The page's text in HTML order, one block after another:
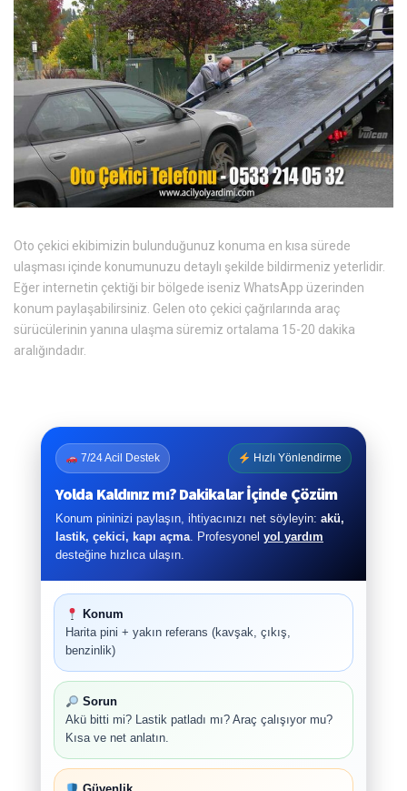
Oto çekici ekibimizin bulunduğunuz konuma en kısa sürede
ulaşması içinde konumunuzu detaylı şekilde bildirmeniz yeterlidir.
Eğer internetin çektiği bir bölgede iseniz WhatsApp üzerinden
konum paylaşabilirsiniz. Gelen oto çekici çağrılarında araç
sürücülerinin yanına ulaşma süremiz ortalama 15-20 dakika
aralığındadır.
7/24 Acil Destek Hızlı Yönlendirme
Yolda Kaldınız mı? Dakikalar İçinde Çözüm
Konum pininizi paylaşın, ihtiyacınızı net söyleyin: akü,
lastik, çekici, kapı açma. Profesyonel yol yardım
desteğine hızlıca ulaşın.
Konum
Harita pini + yakın referans (kavşak, çıkış,
benzinlik)
Sorun
Akü bitti mi? Lastik patladı mı? Araç çalışıyor mu?
Kısa ve net anlatın.